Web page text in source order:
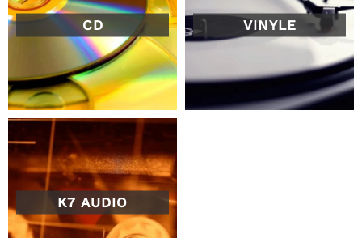
CD VINYLE
K7 AUDIO